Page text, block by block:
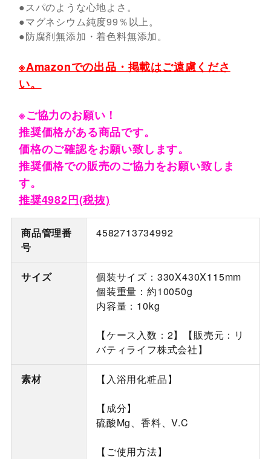
●スパのような心地よさ。
●マグネシウム純度99％以上。
●防腐剤無添加・着色料無添加。
※Amazonでの出品・掲載はご遠慮くださ
い。
※ご協力のお願い！
推奨価格がある商品です。
価格のご確認をお願い致します。
推奨価格での販売のご協力をお願い致しま
す。
推奨4982円(税抜)
商品管理番
号
4582713734992
サイズ
個装サイズ：330X430X115mm
個装重量：約10050g
内容量：10kg
【ケース入数：2】【販売元：リ
バティライフ株式会社】
素材 【入浴用化粧品】
【成分】
硫酸Mg、香料、V.C
【ご使用方法】